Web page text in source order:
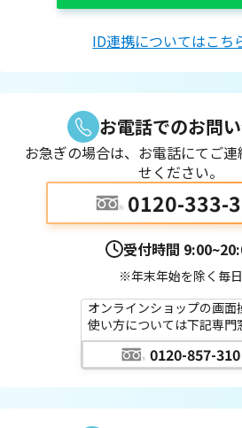
ID連携についてはこち
お電話でのお問
お急ぎの場合は、お電話にてご
せください。
0120-333-
受付時間
※年末年始を除く毎日
オンラインショップの画面
使い方については下記専門
0120-857-310